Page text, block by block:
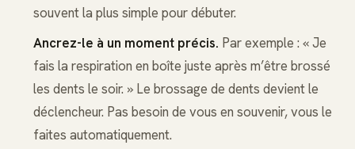
souvent la plus simple pour débuter.
Ancrez-le à un moment précis. Par exemple : « Je
fais la respiration en boîte juste après m’être brossé
les dents le soir. » Le brossage de dents devient le
déclencheur. Pas besoin de vous en souvenir, vous le
faites automatiquement.